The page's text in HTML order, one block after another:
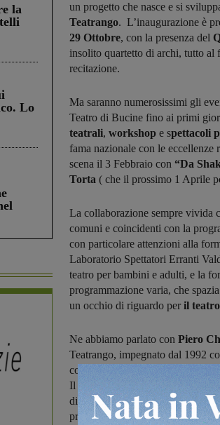
la
Lo
un progetto che nasce e si
Teatrango. L’inaugurazione è
29 Ottobre, con la presenza del
insolito quartetto di archi, tutto al
recitazione.
Ma saranno numerosissimi gli
Teatro di Bucine fino ai primi
teatrali, workshop e spettacoli
fama nazionale con le eccellenze
scena il 3 Febbraio con “Da
Torta ( che il prossimo 1 Aprile
La collaborazione sempre vivida
comuni e coincidenti con la
con particolare attenzioni alla
Laboratorio Spettatori Erranti
teatro per bambini e adulti, e la
programmazione varia, che
un occhio di riguardo per il
Ne abbiamo parlato con Piero
Teatrango, impegnato dal 1992
compagnia.
Il tema della stagione in avvio è
di un progetto culturale
prospettiva di offerta qualificata,